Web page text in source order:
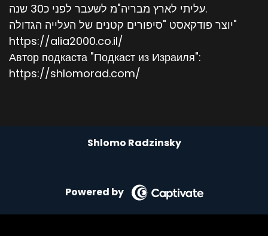
עליתי לארץ מבריה"מ לשעבר לפני כ30 שנה.
יוצר פודקאסט "סיפורים קטנים של העלייה הגדולה"
https://alia2000.co.il/
Автор подкаста "Подкаст из Израиля":
https://shlomorad.com/
Shlomo Radzinsky
Powered by